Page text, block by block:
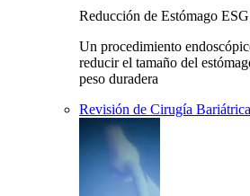
Reducción de Estómago ESG
Un procedimiento
reducir el tamaño del
peso duradera
Revisión de Cirugía Bariátrica